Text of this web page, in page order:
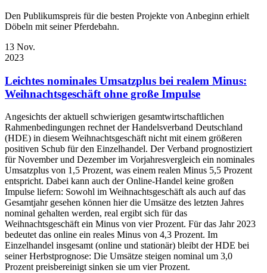
Den Publikumspreis für die besten Projekte von Anbeginn erhielt
Döbeln mit seiner Pferdebahn.
13 Nov.
2023
Leichtes nominales Umsatzplus bei realem Minus:
Weihnachtsgeschäft ohne große Impulse
Angesichts der aktuell schwierigen gesamtwirtschaftlichen
Rahmenbedingungen rechnet der Handelsverband Deutschland
(HDE) in diesem Weihnachtsgeschäft nicht mit einem größeren
positiven Schub für den Einzelhandel. Der Verband prognostiziert
für November und Dezember im Vorjahresvergleich ein nominales
Umsatzplus von 1,5 Prozent, was einem realen Minus 5,5 Prozent
entspricht. Dabei kann auch der Online-Handel keine großen
Impulse liefern: Sowohl im Weihnachtsgeschäft als auch auf das
Gesamtjahr gesehen können hier die Umsätze des letzten Jahres
nominal gehalten werden, real ergibt sich für das
Weihnachtsgeschäft ein Minus von vier Prozent. Für das Jahr 2023
bedeutet das online ein reales Minus von 4,3 Prozent. Im
Einzelhandel insgesamt (online und stationär) bleibt der HDE bei
seiner Herbstprognose: Die Umsätze steigen nominal um 3,0
Prozent preisbereinigt sinken sie um vier Prozent.